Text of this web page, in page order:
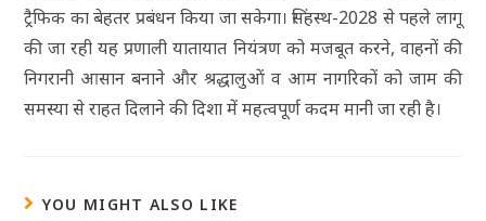
ट्रैफिक का बेहतर प्रबंधन किया जा सकेगा। सिंहस्थ-2028 से पहले लागू
की जा रही यह प्रणाली यातायात नियंत्रण को मजबूत करने, वाहनों की
निगरानी आसान बनाने और श्रद्धालुओं व आम नागरिकों को जाम की
समस्या से राहत दिलाने की दिशा में महत्वपूर्ण कदम मानी जा रही है।
YOU MIGHT ALSO LIKE